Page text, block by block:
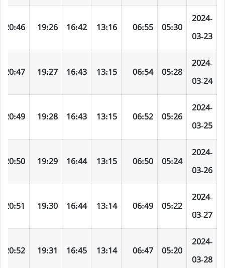
2024-
03-23
05:30
06:55
13:16
16:42
19:26
20:46
2024-
03-24
05:28
06:54
13:15
16:43
19:27
20:47
2024-
03-25
05:26
06:52
13:15
16:43
19:28
20:49
2024-
03-26
05:24
06:50
13:15
16:44
19:29
20:50
2024-
03-27
05:22
06:49
13:14
16:44
19:30
20:51
2024-
03-28
05:20
06:47
13:14
16:45
19:31
20:52